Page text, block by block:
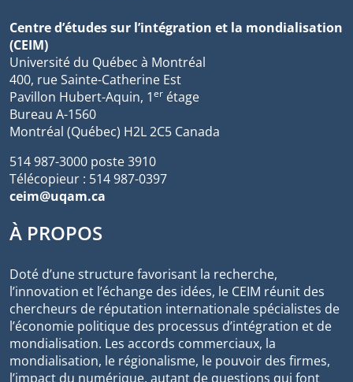
Centre d’études sur l’intégration et la mondialisation
(CEIM)
Université du Québec à Montréal
400, rue Sainte-Catherine Est
Pavillon Hubert-Aquin, 1er étage
Bureau A-1560
Montréal (Québec) H2L 2C5 Canada
514 987-3000 poste 3910
Télécopieur : 514 987-0397
ceim@uqam.ca
À PROPOS
Doté d’une structure favorisant la recherche,
l’innovation et l’échange des idées, le CEIM réunit des
chercheurs de réputation internationale spécialistes de
l’économie politique des processus d’intégration et de
mondialisation. Les accords commerciaux, la
mondialisation, le régionalisme, le pouvoir des firmes,
l’impact du numérique, autant de questions qui font